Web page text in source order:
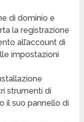
di dominio e
la registrazione
all’account di
impostazioni
strumenti di
il suo pannello di